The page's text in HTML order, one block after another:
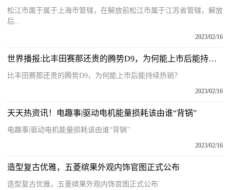
松江市属于属于上海市管辖，在解放前松江市属于江苏省管辖，解放
后...
2023/02/16
世界播报:比丰田赛那还贵的腾势D9，为何能上市后能持续热销？
比丰田赛那还贵的腾势D9，为何能上市后能持续热销？
2023/02/16
天天热资讯！电趣事|驱动电机能量损耗该由谁“背锅”
电趣事|驱动电机能量损耗该由谁“背锅”
2023/02/16
造型复古优雅，五菱缤果外观内饰官图正式公布
造型复古优雅，五菱缤果外观内饰官图正式公布